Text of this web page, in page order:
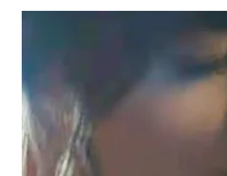
katkı sunan
dernek
kızaklarını sağlıkla
temennisinde bulundu.